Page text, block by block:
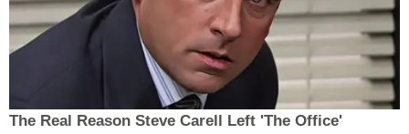
The Real Reason Steve Carell Left 'The Office'